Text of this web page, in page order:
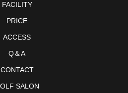
FACILITY
PRICE
ACCESS
Q＆A
CONTACT
SALON